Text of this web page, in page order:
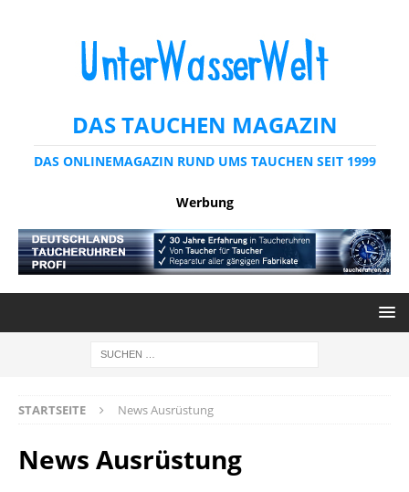
DAS TAUCHEN MAGAZIN
DAS ONLINEMAGAZIN RUND UMS TAUCHEN SEIT 1999
Werbung
STARTSEITE News Ausrüstung
News Ausrüstung